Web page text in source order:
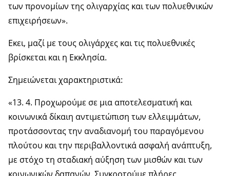
των προνομίων της ολιγαρχίας και των πολυεθνικών
επιχειρήσεων».
Εκει, μαζί με τους ολιγάρχες και τις πολυεθνικές
βρίσκεται και η Εκκλησία.
Σημειώνεται χαρακτηριστικά:
«13. 4. Προχωρούμε σε μια αποτελεσματική και
κοινωνικά δίκαιη αντιμετώπιση των ελλειμμάτων,
προτάσσοντας την αναδιανομή του παραγόμενου
πλούτου και την περιβαλλοντικά ασφαλή ανάπτυξη,
με στόχο τη σταδιακή αύξηση των μισθών και των